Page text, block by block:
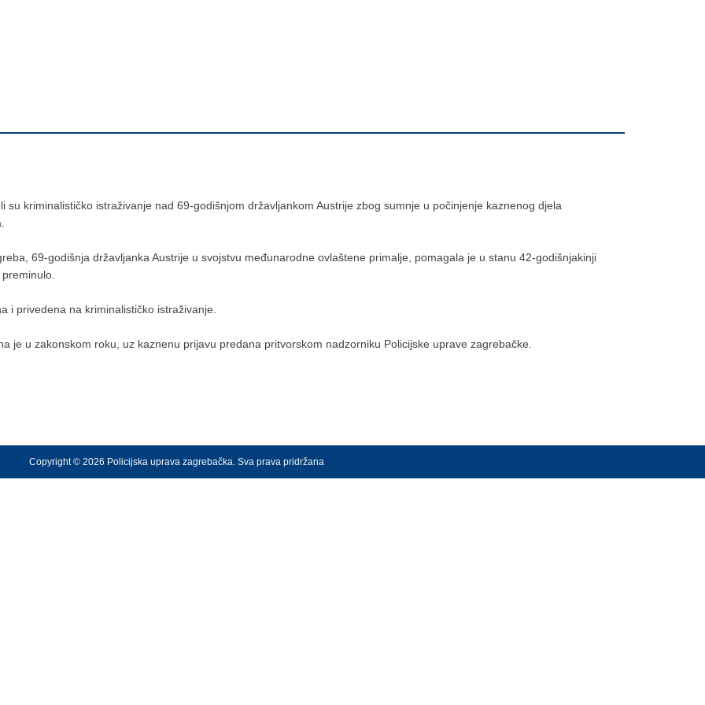
su kriminalističko istraživanje nad 69-godišnjom državljankom Austrije zbog sumnje u počinjenje kaznenog djela
69-godišnja državljanka Austrije u svojstvu međunarodne ovlaštene primalje, pomagala je u stanu 42-godišnjakinji
i privedena na kriminalističko istraživanje.
je u zakonskom roku, uz kaznenu prijavu predana pritvorskom nadzorniku Policijske uprave zagrebačke.
Copyright © 2026 Policijska uprava zagrebačka. Sva prava pridržana